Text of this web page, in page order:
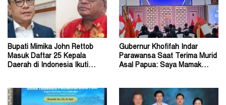
Bupati Mimika John Rettob
Masuk Daftar 25 Kepala
Daerah di Indonesia Ikuti
Gubernur Khofifah Indar
Parawansa Saat Terima Murid
Asal Papua: Saya Mamak